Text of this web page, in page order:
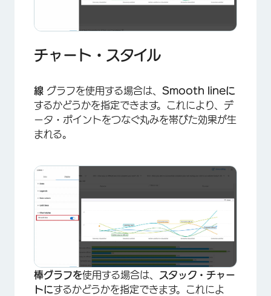
チャート・スタイル
線 グラフを使用する場合は、 Smooth lineに
するかどうかを指定できます。これにより、デ
ータ・ポイントをつなぐ丸みを帯びた効果が生
まれる。
棒グラフを使用する場合は、
スタック・チャー
トにするかどうかを指定できます。これによ